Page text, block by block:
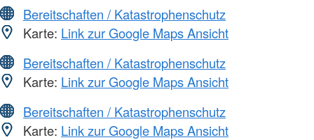
Bereitschaften / Katastrophenschutz
Karte: Link zur Google Maps Ansicht
Bereitschaften / Katastrophenschutz
Karte: Link zur Google Maps Ansicht
Bereitschaften / Katastrophenschutz
Karte: Link zur Google Maps Ansicht